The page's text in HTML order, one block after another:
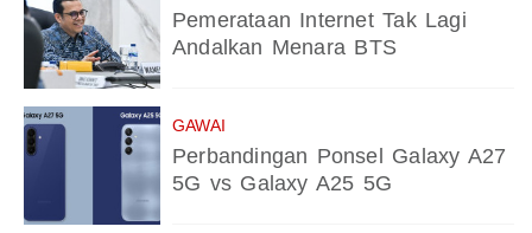
Pemerataan Internet Tak Lagi
Andalkan Menara BTS
GAWAI
Perbandingan Ponsel Galaxy A27
5G vs Galaxy A25 5G